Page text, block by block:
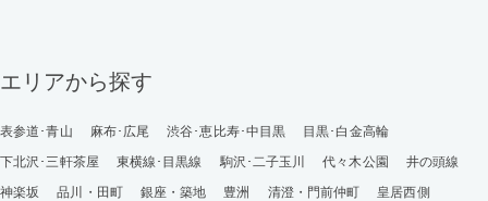
エリアから探す
表参道･青山 麻布･広尾 渋谷･恵比寿･中目黒
目黒･白金高輪
下北沢･三軒茶屋
東横線･目黒線 駒沢･二子玉川 代々木公園
井の頭線
神楽坂
品川・田町 銀座・築地 豊洲 清澄・門前仲町
皇居西側